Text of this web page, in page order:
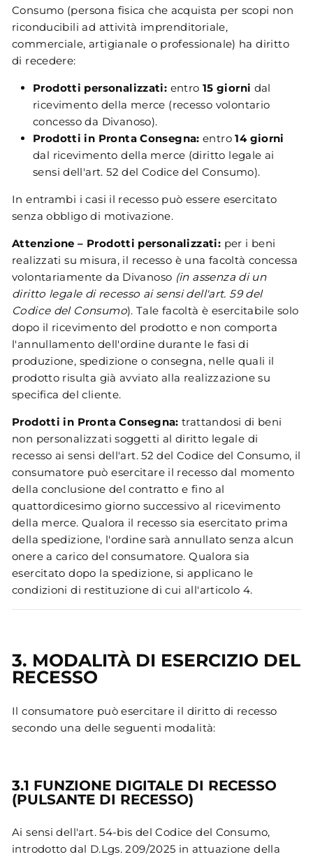
Consumo (persona fisica che acquista per scopi non
riconducibili ad attività imprenditoriale,
commerciale, artigianale o professionale) ha diritto
di recedere:
Prodotti personalizzati: entro 15 giorni dal
ricevimento della merce (recesso volontario
concesso da Divanoso).
Prodotti in Pronta Consegna: entro14 giorni
dal ricevimento della merce (diritto legale ai
sensi dell'art. 52 del Codice del Consumo).
In entrambi i casi il recesso può essere esercitato
senza obbligo di motivazione.
Attenzione – Prodotti personalizzati: per i beni
realizzati su misura, il recesso è una facoltà concessa
volontariamente da Divanoso (in assenza di un
diritto legale di recesso ai sensi dell'art. 59 del
Codice del Consumo). Tale facoltà è esercitabile solo
dopo il ricevimento del prodotto e non comporta
l'annullamento dell'ordine durante le fasi di
produzione, spedizione o consegna, nelle quali il
prodotto risulta già avviato alla realizzazione su
specifica del cliente.
Prodotti in Pronta Consegna: trattandosi di beni
non personalizzati soggetti al diritto legale di
recesso ai sensi dell'art. 52 del Codice del Consumo, il
consumatore può esercitare il recesso dal momento
della conclusione del contratto e fino al
quattordicesimo giorno successivo al ricevimento
della merce. Qualora il recesso sia esercitato prima
della spedizione, l'ordine sarà annullato senza alcun
onere a carico del consumatore. Qualora sia
esercitato dopo la spedizione, si applicano le
condizioni di restituzione di cui all'articolo 4.
3. MODALITÀ DI ESERCIZIO DEL
RECESSO
Il consumatore può esercitare il diritto di recesso
secondo una delle seguenti modalità:
3.1 FUNZIONE DIGITALE DI RECESSO
(PULSANTE DI RECESSO)
Ai sensi dell'art. 54-bis del Codice del Consumo,
introdotto dal D.Lgs. 209/2025 in attuazione della